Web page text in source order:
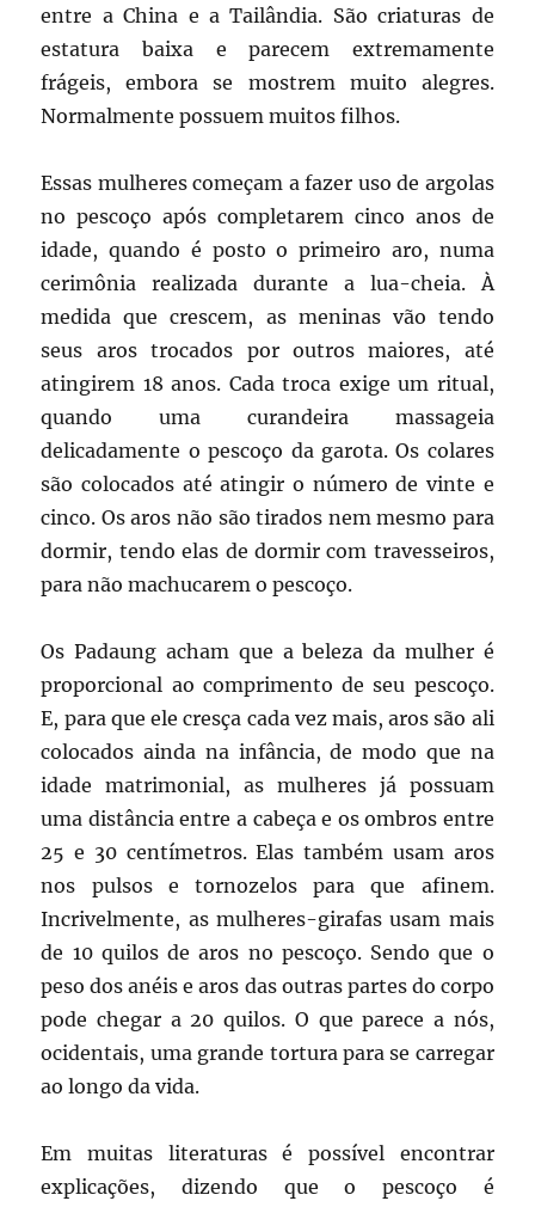
entre a China e a Tailândia. São criaturas de
estatura baixa e parecem extremamente
frágeis, embora se mostrem muito alegres.
Normalmente possuem muitos filhos.
Essas mulheres começam a fazer uso de argolas
no pescoço após completarem cinco anos de
idade, quando é posto o primeiro aro, numa
cerimônia realizada durante a lua-cheia. À
medida que crescem, as meninas vão tendo
seus aros trocados por outros maiores, até
atingirem 18 anos. Cada troca exige um ritual,
quando uma curandeira massageia
delicadamente o pescoço da garota. Os colares
são colocados até atingir o número de vinte e
cinco. Os aros não são tirados nem mesmo para
dormir, tendo elas de dormir com travesseiros,
para não machucarem o pescoço.
Os Padaung acham que a beleza da mulher é
proporcional ao comprimento de seu pescoço.
E, para que ele cresça cada vez mais, aros são ali
colocados ainda na infância, de modo que na
idade matrimonial, as mulheres já possuam
uma distância entre a cabeça e os ombros entre
25 e 30 centímetros. Elas também usam aros
nos pulsos e tornozelos para que afinem.
Incrivelmente, as mulheres-girafas usam mais
de 10 quilos de aros no pescoço. Sendo que o
peso dos anéis e aros das outras partes do corpo
pode chegar a 20 quilos. O que parece a nós,
ocidentais, uma grande tortura para se carregar
ao longo da vida.
Em muitas literaturas é possível encontrar
explicações, dizendo que o pescoço é